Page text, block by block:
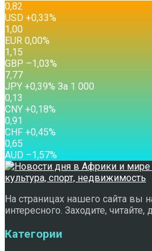
0,82
USD +0,33%
1,00
EUR 0,00%
1,15
GBP –1,03%
7,77
JPY +0,39% За 1 000
0,13
CNY +0,18%
0,91
CHF +0,45%
0,65
AUD –1,57%
На страницах нашего сайта вы
интересного. Заходите,
Категории